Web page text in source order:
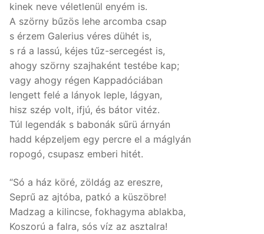
kinek neve véletlenül enyém is.
A szörny bűzös lehe arcomba csap
s érzem Galerius véres dühét is,
s rá a lassú, kéjes tűz-sercegést is,
ahogy szörny szajhaként testébe kap;
vagy ahogy régen Kappadóciában
lengett felé a lányok leple, lágyan,
hisz szép volt, ifjú, és bátor vitéz.
Túl legendák s babonák sűrü árnyán
hadd képzeljem egy percre el a máglyán
ropogó, csupasz emberi hitét.
“Só a ház köré, zöldág az ereszre,
Seprű az ajtóba, patkó a küszöbre!
Madzag a kilincse, fokhagyma ablakba,
Koszorú a falra, sós víz az asztalra!